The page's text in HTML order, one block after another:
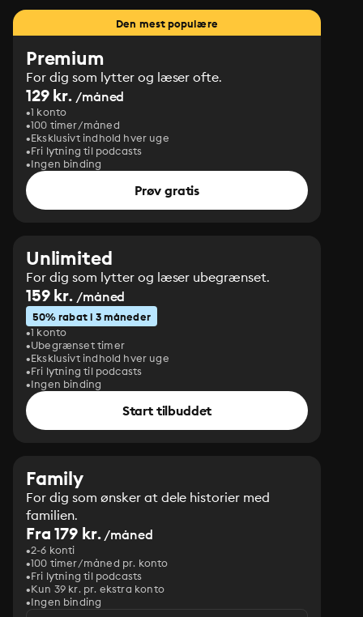
Den mest populære
Premium
For dig som lytter og læser ofte.
129 kr. /måned
1 konto
100 timer/måned
Eksklusivt indhold hver uge
Fri lytning til podcasts
Ingen binding
Prøv gratis
Unlimited
For dig som lytter og læser ubegrænset.
159 kr. /måned
50% rabat i 3 måneder
1 konto
Ubegrænset timer
Eksklusivt indhold hver uge
Fri lytning til podcasts
Ingen binding
Start tilbuddet
Family
For dig som ønsker at dele historier med
familien.
Fra 179 kr./måned
2-6 konti
100 timer/måned pr. konto
Fri lytning til podcasts
Kun 39 kr. pr. ekstra konto
Ingen binding